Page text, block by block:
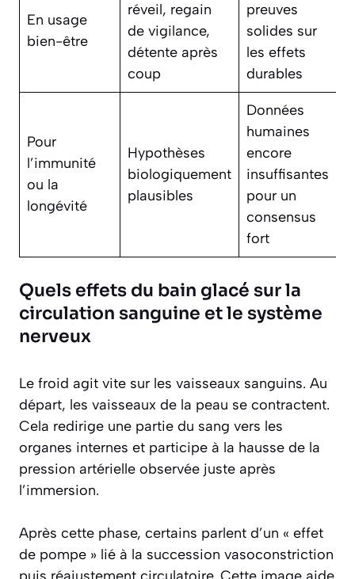
En usage
bien-être
réveil, regain
de vigilance,
détente après
coup
preuves
solides sur
les effets
durables
Pour
l’immunité
ou la
longévité
Hypothèses
biologiquement
plausibles
Données
humaines
encore
insuffisantes
pour un
consensus
fort
Quels effets du bain glacé sur la
circulation sanguine et le système
nerveux
Le froid agit vite sur les vaisseaux sanguins. Au
départ, les vaisseaux de la peau se contractent.
Cela redirige une partie du sang vers les
organes internes et participe à la hausse de la
pression artérielle observée juste après
l’immersion.
Après cette phase, certains parlent d’un « effet
de pompe » lié à la succession vasoconstriction